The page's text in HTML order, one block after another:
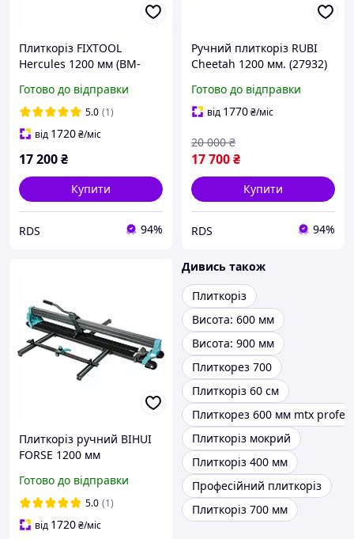
Плиткоріз FIXTOOL
Hercules 1200 мм (BM-
Готово до відправки
5.0 (1)
від 1720₴/міс
17 200₴
Купити
RDS 94%
Ручний плиткоріз RUBI
Cheetah 1200 мм. (27932)
Готово до відправки
від 1770₴/міс
17 700₴
20 000 ₴
Купити
RDS 94%
Плиткоріз ручний BIHUI
FORSE 1200 мм
посилений, геркулес.
Готово до відправки
5.0 (1)
від 1720₴/міс
Дивись також
Плиткоріз
Висота: 600 мм
Висота: 900 мм
Плиткорез 700
Плиткоріз 60 см
Плиткорез 600 мм mtx
Плиткоріз мокрий
Плиткоріз 400 мм
Професійний плиткоріз
Плиткоріз 700 мм